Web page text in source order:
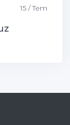
15 / Tem